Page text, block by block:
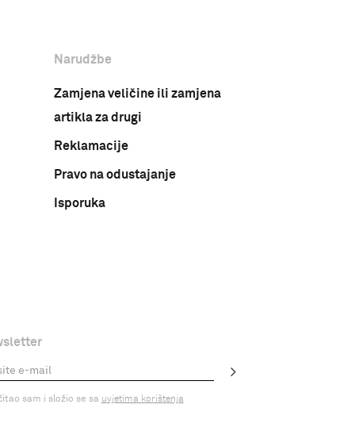
Narudžbe
Zamjena veličine ili zamjena
artikla za drugi
Reklamacije
Pravo na odustajanje
Isporuka
sam i složio se sa uvjetima korištenja